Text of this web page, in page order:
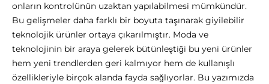
onların kontrolünün uzaktan yapılabilmesi mümkündür.
Bu gelişmeler daha farklı bir boyuta taşınarak giyilebilir
teknolojik ürünler ortaya çıkarılmıştır. Moda ve
teknolojinin bir araya gelerek bütünleştiği bu yeni ürünler
hem yeni trendlerden geri kalmıyor hem de kullanışlı
özellikleriyle birçok alanda fayda sağlıyorlar. Bu yazımızda